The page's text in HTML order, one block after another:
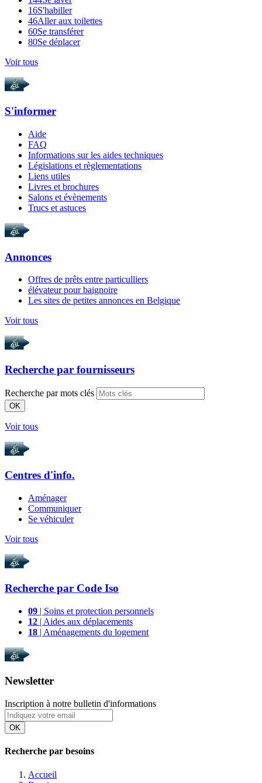
16S'habiller
46Aller aux toilettes
60Se transférer
80Se déplacer
Voir tous
S'informer
Aide
FAQ
Informations sur les aides techniques
Législations et règlementations
Liens utiles
Livres et brochures
Salons et évènements
Trucs et astuces
Annonces
Offres de prêts entre particulliers
élévateur pour baignoire
Les sites de petites annonces en Belgique
Voir tous
Recherche par fournisseurs
Recherche par mots clés
OK
Voir tous
Centres d'info.
Aménager
Communiquer
Se véhiculer
Voir tous
Recherche par Code Iso
09 | Soins et protection personnels
12 | Aides aux déplacements
18 | Aménagements du logement
Newsletter
Inscription à notre bulletin d'informations
OK
Recherche par besoins
Accueil